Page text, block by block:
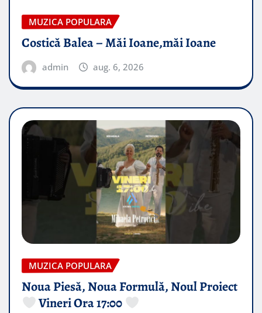
MUZICA POPULARA
Costică Balea – Măi Ioane,măi Ioane
admin aug. 6, 2026
MUZICA POPULARA
Noua Piesă, Noua Formulă, Noul Proiect
Vineri Ora 17:00